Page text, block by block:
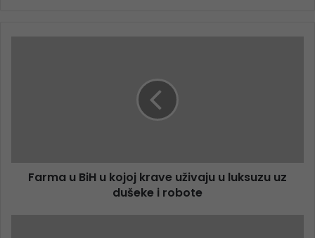
Farma u BiH u kojoj krave uživaju u luksuzu uz
dušeke i robote